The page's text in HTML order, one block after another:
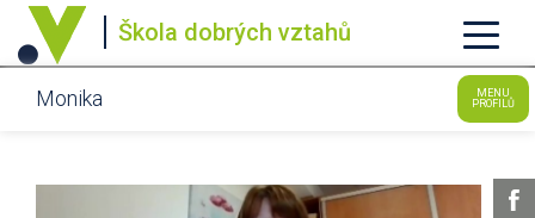
Škola dobrých vztahů
Monika
MENU
PROFILŮ